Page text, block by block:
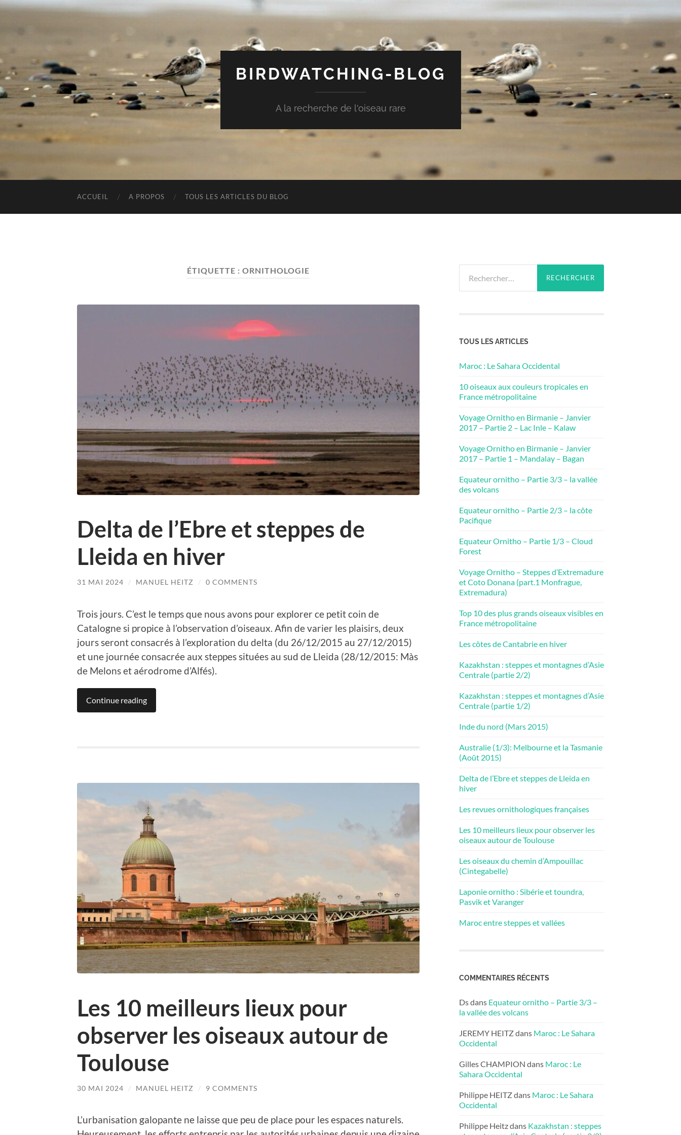
BIRDWATCHING-BLOG
A la recherche de l'oiseau rare
ACCUEIL A PROPOS TOUS LES ARTICLES DU BLOG
ÉTIQUETTE : ORNITHOLOGIE
Delta de l’Ebre et steppes de
Lleida en hiver
31 MAI 2024 / MANUEL HEITZ / 0 COMMENTS
Trois jours. C’est le temps que nous avons pour explorer ce petit coin de
Catalogne si propice à l’observation d’oiseaux. Afin de varier les plaisirs, deux
jours seront consacrés à l’exploration du delta (du 26/12/2015 au 27/12/2015)
et une journée consacrée aux steppes situées au sud de Lleida (28/12/2015: Màs
de Melons et aérodrome d’Alfés).
Continue reading
Les 10 meilleurs lieux pour
observer les oiseaux autour de
Toulouse
30 MAI 2024 / MANUEL HEITZ / 9 COMMENTS
L’urbanisation galopante ne laisse que peu de place pour les espaces naturels.
TOUS LES ARTICLES
Maroc : Le Sahara Occidental
10 oiseaux aux couleurs tropicales en
France métropolitaine
Voyage Ornitho en Birmanie – Janvier
2017 – Partie 2 – Lac Inle – Kalaw
Voyage Ornitho en Birmanie – Janvier
2017 – Partie 1 – Mandalay – Bagan
Equateur ornitho – Partie 3/3 – la vallée
des volcans
Equateur ornitho – Partie 2/3 – la côte
Pacifique
Equateur Ornitho – Partie 1/3 – Cloud
Forest
Voyage Ornitho – Steppes d’Extremadure
et Coto Donana (part.1 Monfrague,
Extremadura)
Top 10 des plus grands oiseaux visibles en
France métropolitaine
Les côtes de Cantabrie en hiver
Kazakhstan : steppes et montagnes d’Asie
Centrale (partie 2/2)
Kazakhstan : steppes et montagnes d’Asie
Centrale (partie 1/2)
Inde du nord (Mars 2015)
Australie (1/3): Melbourne et la Tasmanie
(Août 2015)
Delta de l’Ebre et steppes de Lleida en
hiver
Les revues ornithologiques françaises
Les 10 meilleurs lieux pour observer les
oiseaux autour de Toulouse
Les oiseaux du chemin d’Ampouillac
(Cintegabelle)
Laponie ornitho : Sibérie et toundra,
Pasvik et Varanger
Maroc entre steppes et vallées
COMMENTAIRES RÉCENTS
Dsdans Equateur ornitho – Partie 3/3 –
la vallée des volcans
JEREMY HEITZdans Maroc : Le Sahara
Occidental
Gilles CHAMPION dans Maroc : Le
Sahara Occidental
Philippe HEITZdans Maroc : Le Sahara
Occidental
Philippe Heitzdans Kazakhstan : steppes